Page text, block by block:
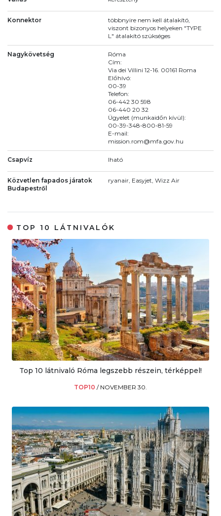
Konnektor
többnyire nem kell átalakító,
viszont bizonyos helyeken "TYPE
L" átalakító szükséges
Nagykövetség
Róma
Cím:
Via dei Villini 12-16. 00161 Roma
Előhívó:
00-39
Telefon:
06-442 30 598
06-440 20 32
Ügyelet (munkaidőn kívül):
00-39-348-800-81-59
E-mail:
mission.rom@mfa.gov.hu
Csapvíz Iható
Közvetlen fapados járatok
Budapestről
ryanair, Easyjet, Wizz Air
TOP 10 LÁTNIVALÓK
Top 10 látnivaló Róma legszebb részein, térképpel!
TOP10 / NOVEMBER 30.